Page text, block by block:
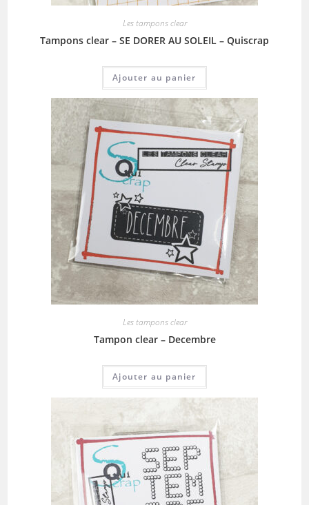
Les tampons clear
Tampons clear – SE DORER AU SOLEIL – Quiscrap
Ajouter au panier
Les tampons clear
Tampon clear – Decembre
Ajouter au panier